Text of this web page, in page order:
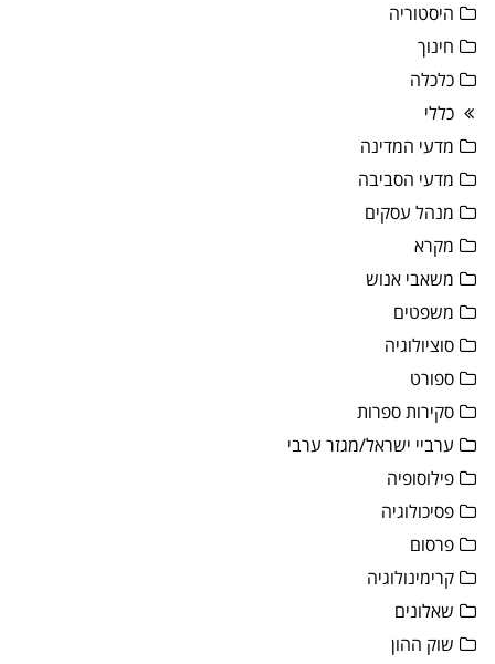
היסטוריה
חינוך
כלכלה
כללי
מדעי המדינה
מדעי הסביבה
מנהל עסקים
מקרא
משאבי אנוש
משפטים
סוציולוגיה
ספורט
סקירות ספרות
ערביי ישראל/מגזר ערבי
פילוסופיה
פסיכולוגיה
פרסום
קרימינולוגיה
שאלונים
שוק ההון